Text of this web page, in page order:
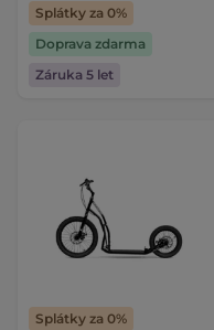
Splátky za 0%
Doprava zdarma
Záruka 5 let
Splátky za 0%